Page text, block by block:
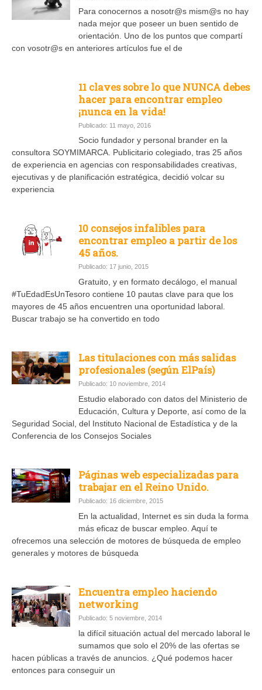
Para conocernos a nosotr@s mism@s no hay
nada mejor que poseer un buen sentido de
orientación. Uno de los puntos que compartí
con vosotr@s en anteriores artículos fue el de
11 claves sobre lo que NUNCA debes
hacer para encontrar empleo
¡nunca en la vida!
Publicado: 11 mayo, 2016
Socio fundador y personal brander en la
consultora SOYMIMARCA. Publicitario colegiado, tras 25 años
de experiencia en agencias con responsabilidades creativas,
ejecutivas y de planificación estratégica, decidió volcar su
experiencia
10 consejos infalibles para
encontrar empleo a partir de los
45 años.
Publicado: 17 junio, 2015
Gratuito, y en formato decálogo, el manual
#TuEdadEsUnTesoro contiene 10 pautas clave para que los
mayores de 45 años encuentren una oportunidad laboral.
Buscar trabajo se ha convertido en todo
Las titulaciones con más salidas
profesionales (según ElPaís)
Publicado: 10 noviembre, 2014
Estudio elaborado con datos del Ministerio de
Educación, Cultura y Deporte, así como de la
Seguridad Social, del Instituto Nacional de Estadística y de la
Conferencia de los Consejos Sociales
Páginas web especializadas para
trabajar en el Reino Unido.
Publicado: 16 diciembre, 2015
En la actualidad, Internet es sin duda la forma
más eficaz de buscar empleo. Aquí te
ofrecemos una selección de motores de búsqueda de empleo
generales y motores de búsqueda
Encuentra empleo haciendo
networking
Publicado: 5 noviembre, 2014
la difícil situación actual del mercado laboral le
sumamos que solo el 20% de las ofertas se
hacen públicas a través de anuncios. ¿Qué podemos hacer
entonces para conseguir un